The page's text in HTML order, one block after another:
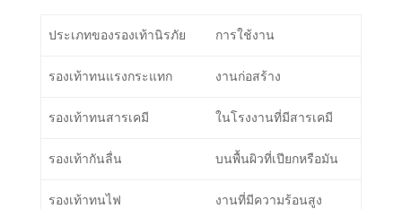
ประเภทของรองเท้านิรภัย การใช้งาน
รองเท้าทนแรงกระแทก งานก่อสร้าง
รองเท้าทนสารเคมี ในโรงงานที่มีสารเคมี
รองเท้ากันลื่น บนพื้นผิวที่เปียกหรือมัน
รองเท้าทนไฟ งานที่มีความร้อนสูง